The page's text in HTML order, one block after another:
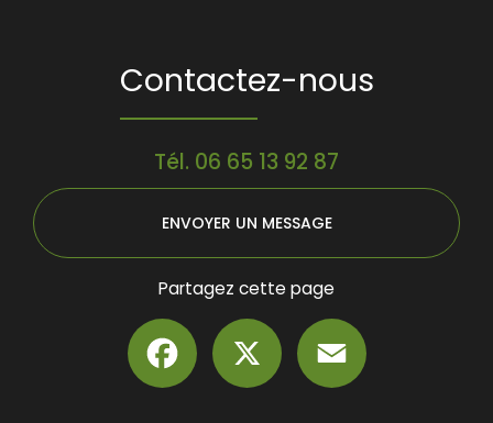
Contactez-nous
Tél. 06 65 13 92 87
ENVOYER UN MESSAGE
Partagez cette page
Facebook